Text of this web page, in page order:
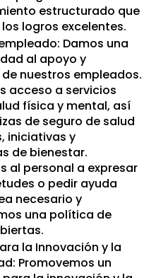
estructurado que
logros excelentes.
Damos una
al apoyo y
nuestros empleados.
acceso a servicios
física y mental, así
de seguro de salud
iniciativas y
de bienestar.
al personal a expresar
o pedir ayuda
necesario y
una política de
la Innovación y la
Promovemos un